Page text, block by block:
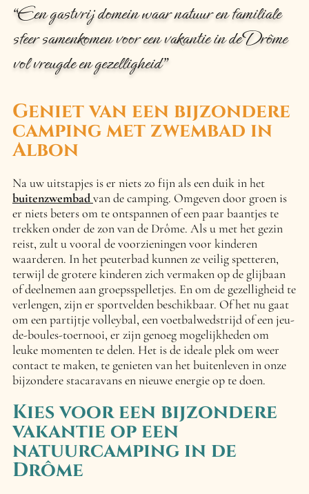
“Een gastvrij domein waar natuur en familiale
sfeer samenkomen voor een vakantie in de Drôme
vol vreugde en gezelligheid”
Geniet van een bijzondere
camping met zwembad in
Albon
Na uw uitstapjes is er niets zo fijn als een duik in het
buitenzwembadvan de camping. Omgeven door groen is
er niets beters om te ontspannen of een paar baantjes te
trekken onder de zon van de Drôme. Als u met het gezin
reist, zult u vooral de voorzieningen voor kinderen
waarderen. In het peuterbad kunnen ze veilig spetteren,
terwijl de grotere kinderen zich vermaken op de glijbaan
of deelnemen aan groepsspelletjes. En om de gezelligheid te
verlengen, zijn er sportvelden beschikbaar. Of het nu gaat
om een partijtje volleybal, een voetbalwedstrijd of een jeu-
de-boules-toernooi, er zijn genoeg mogelijkheden om
leuke momenten te delen. Het is de ideale plek om weer
contact te maken, te genieten van het buitenleven in onze
bijzondere stacaravans en nieuwe energie op te doen.
Kies voor een bijzondere
vakantie op een
natuurcamping in de
Drôme